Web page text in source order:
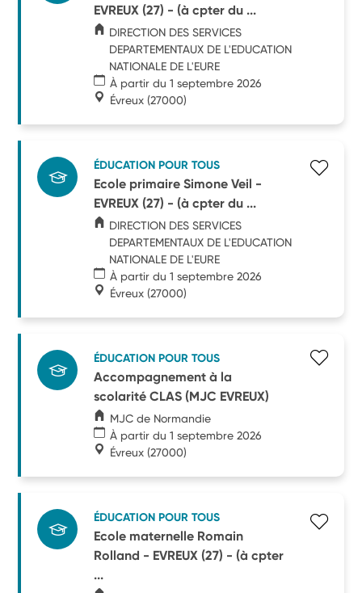
EVREUX (27) - (à cpter du ...
DIRECTION DES SERVICES
DEPARTEMENTAUX DE L'EDUCATION
NATIONALE DE L'EURE
À partir du 1 septembre 2026
Évreux (27000)
ÉDUCATION POUR TOUS
Ecole primaire Simone Veil -
EVREUX (27) - (à cpter du ...
DIRECTION DES SERVICES
DEPARTEMENTAUX DE L'EDUCATION
NATIONALE DE L'EURE
À partir du 1 septembre 2026
Évreux (27000)
ÉDUCATION POUR TOUS
Accompagnement à la
scolarité CLAS (MJC EVREUX)
MJC de Normandie
À partir du 1 septembre 2026
Évreux (27000)
ÉDUCATION POUR TOUS
Ecole maternelle Romain
Rolland - EVREUX (27) - (à cpter
...